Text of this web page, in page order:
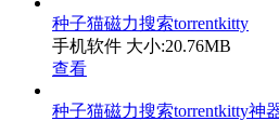
种子猫磁力搜索torrentkitty
手机软件 大小:20.76MB
查看
种子猫磁力搜索torrentkitty神